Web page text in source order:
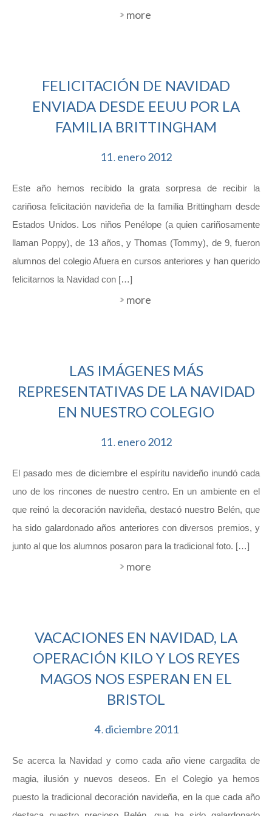
more
FELICITACIÓN DE NAVIDAD
ENVIADA DESDE EEUU POR LA
FAMILIA BRITTINGHAM
11. enero2012
Este año hemos recibido la grata sorpresa de recibir la
cariñosa felicitación navideña de la familia Brittingham desde
Estados Unidos. Los niños Penélope (a quien cariñosamente
llaman Poppy), de 13 años, y Thomas (Tommy), de 9, fueron
alumnos del colegio Afuera en cursos anteriores y han querido
felicitarnos la Navidad con […]
more
LAS IMÁGENES MÁS
REPRESENTATIVAS DE LA NAVIDAD
EN NUESTRO COLEGIO
11. enero2012
El pasado mes de diciembre el espíritu navideño inundó cada
uno de los rincones de nuestro centro. En un ambiente en el
que reinó la decoración navideña, destacó nuestro Belén, que
ha sido galardonado años anteriores con diversos premios, y
junto al que los alumnos posaron para la tradicional foto. […]
more
VACACIONES EN NAVIDAD, LA
OPERACIÓN KILO Y LOS REYES
MAGOS NOS ESPERAN EN EL
BRISTOL
4. diciembre 2011
Se acerca la Navidad y como cada año viene cargadita de
magia, ilusión y nuevos deseos. En el Colegio ya hemos
puesto la tradicional decoración navideña, en la que cada año